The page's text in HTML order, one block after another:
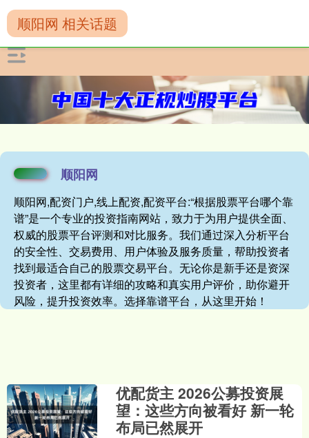
顺阳网
顺阳网,配资门户,线上配资,配资平台:“根据股票平台哪个靠
谱”是一个专业的投资指南网站，致力于为用户提供全面、
权威的股票平台评测和对比服务。我们通过深入分析平台
的安全性、交易费用、用户体验及服务质量，帮助投资者
找到最适合自己的股票交易平台。无论你是新手还是资深
投资者，这里都有详细的攻略和真实用户评价，助你避开
风险，提升投资效率。选择靠谱平台，从这里开始！
顺阳网 相关话题
优配货主 2026公募投资展
望：这些方向被看好 新一轮
布局已然展开